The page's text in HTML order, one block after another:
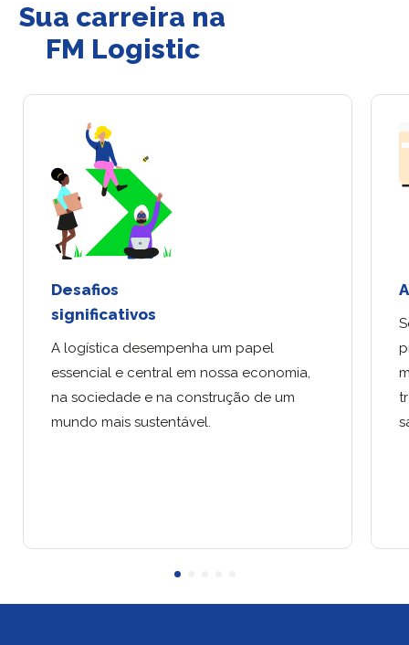
Sua carreira na
FM Logistic
Desafios
significativos
A logística desempenha um papel
essencial e central em nossa economia,
na sociedade e na construção de um
mundo mais sustentável.